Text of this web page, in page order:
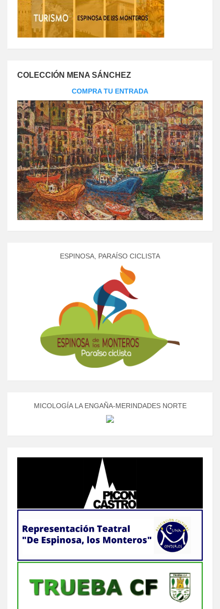
COLECCIÓN MENA SÁNCHEZ
COMPRA TU ENTRADA
ESPINOSA, PARAÍSO CICLISTA
MICOLOGÍA LA ENGAÑA-MERINDADES NORTE